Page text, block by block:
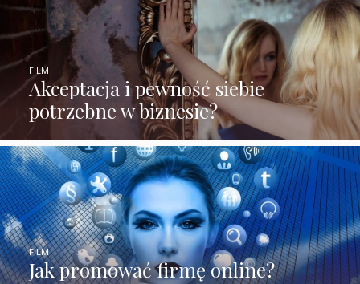
Akceptacja i pewność siebie
potrzebne w biznesie?
FILM
Jak promować firmę online?
FILM